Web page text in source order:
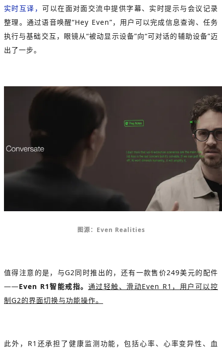
实时互译，可以在面对面交流中提供字幕、实时提示与会议记录
整理。通过语音唤醒“Hey Even”，用户可以完成信息查询、任务
执行与基础交互，眼镜从“被动显示设备”向“可对话的辅助设备”迈
出了一步。
图源：Even Realities
值得注意的是，与G2同时推出的，还有一款售价249美元的配件
——Even R1智能戒指。 通过轻触、滑动Even R1，用户可以控
制G2的界面切换与功能操作。
此外，R1还承担了健康监测功能，包括心率、心率变异性、血